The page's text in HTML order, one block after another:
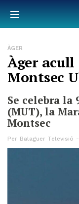
ÀGER
Àger acull
Montsec
Se celebra la
(MUT), la
Montsec
Per Balaguer Televisió